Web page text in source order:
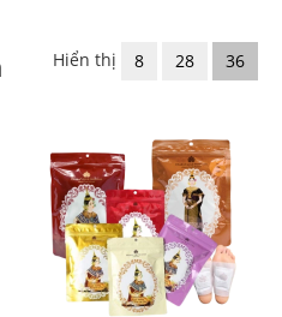
Hiển thị 8 28 36